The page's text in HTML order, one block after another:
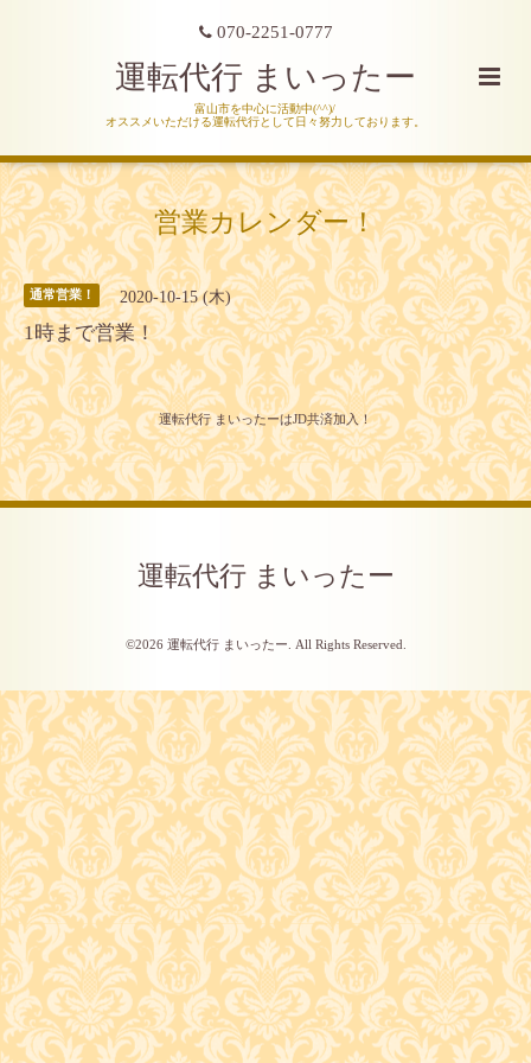
070-2251-0777
運転代行 まいったー
富山市を中心に活動中(^^)/
オススメいただける運転代行として日々努力しております。
営業カレンダー！
通常営業！ 2020-10-15 (木)
1時まで営業！
運転代行 まいったーはJD共済加入！
運転代行 まいったー
©2026 運転代行 まいったー . All Rights Reserved.